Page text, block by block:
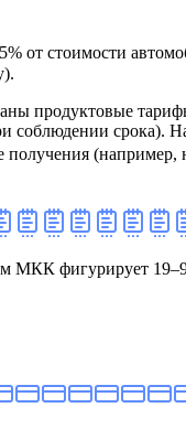
от стоимости
продуктовые
соблюдении срока).
(например,
МКК фигурирует